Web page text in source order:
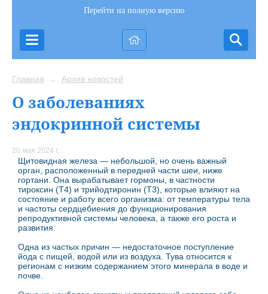
Перейти на полную версию
Главная → Архив новостей
О заболеваниях
эндокринной системы
20 мая 2024 г.
Щитовидная железа — небольшой, но очень важный
орган, расположенный в передней части шеи, ниже
гортани. Она вырабатывает гормоны, в частности
тироксин (Т4) и трийодтиронин (Т3), которые влияют на
состояние и работу всего организма: от температуры тела
и частоты сердцебиения до функционирования
репродуктивной системы человека, а также его роста и
развития.
Одна из частых причин — недостаточное поступление
йода с пищей, водой или из воздуха. Тува относится к
регионам с низким содержанием этого минерала в воде и
почве.